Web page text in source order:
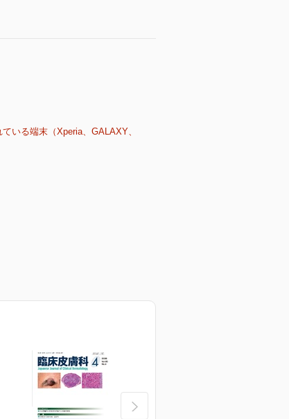
いる端末（Xperia、GALAXY、